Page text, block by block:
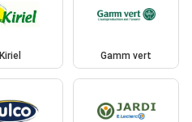
Kiriel Gamm vert